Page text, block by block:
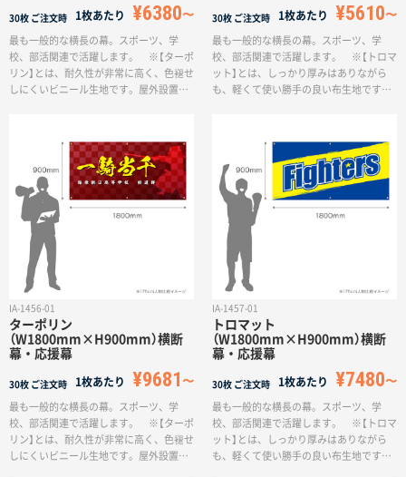
サイトメニュー
ご注文の流れ
お見積書の作成方法
データ入稿ガイド
再注文について
よくあるご質問
名入れグループサイト
30枚 ご注文時 1枚あたり ¥6380
最も一般的な横長の幕。スポーツ、学
校、部活関連で活躍します。 ※【ターポ
リン】とは、耐久性が非常に高く、色褪せ
しにくいビニール生地です。屋外設置に
商業施設などにも安心してご利用いただ
けます。一方で、重く折りたたみが難し
いので、持ち運びには不向きです。
30枚 ご注文時 1枚あたり ¥5610
最も一般的な横長の幕。スポーツ、学
校、部活関連で活躍します。 ※【トロマ
ット】とは、しっかり厚みはありながら
も、軽くて使い勝手の良い布生地です。
ポリンよりも早く色褪せます。
IA-1456-01
ターポリン
（W1800mm×H900mm）横断
幕・応援幕
30枚 ご注文時 1枚あたり ¥9681
最も一般的な横長の幕。スポーツ、学
校、部活関連で活躍します。 ※【ターポ
リン】とは、耐久性が非常に高く、色褪せ
しにくいビニール生地です。屋外設置に
IA-1457-01
トロマット
（W1800mm×H900mm）横断
幕・応援幕
30枚 ご注文時 1枚あたり ¥7480
最も一般的な横長の幕。スポーツ、学
校、部活関連で活躍します。 ※【トロマ
ット】とは、しっかり厚みはありながら
も、軽くて使い勝手の良い布生地です。